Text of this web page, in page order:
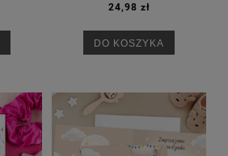
24,98 zł
DO KOSZYKA